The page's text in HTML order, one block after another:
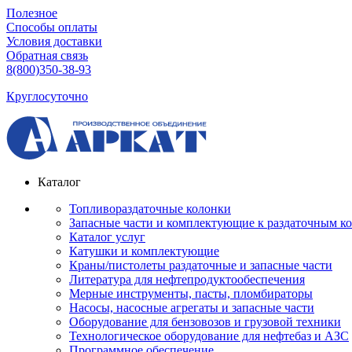
Полезное
Способы оплаты
Условия доставки
Обратная связь
8(800)350-38-93
Круглосуточно
Каталог
Топливораздаточные колонки
Запасные части и комплектующие к раздаточным
Каталог услуг
Катушки и комплектующие
Краны/пистолеты раздаточные и запасные части
Литература для нефтепродуктообеспечения
Мерные инструменты, пасты, пломбираторы
Насосы, насосные агрегаты и запасные части
Оборудование для бензовозов и грузовой техники
Технологическое оборудование для нефтебаз и АЗС